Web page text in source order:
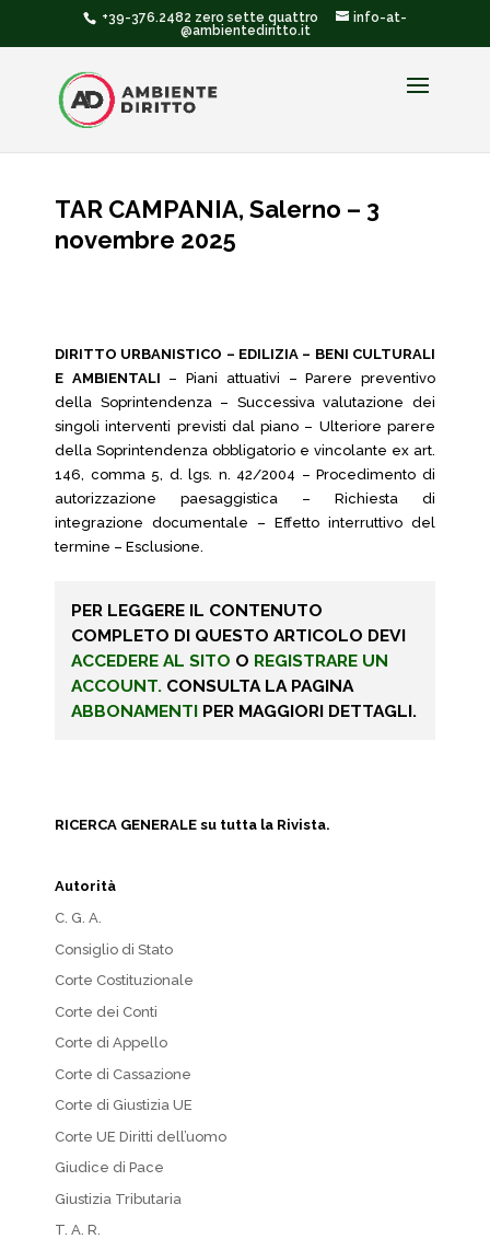
+39-376.2482 zero sette quattro
info-at-
@ambientediritto.it
TAR CAMPANIA, Salerno – 3
novembre 2025
DIRITTO URBANISTICO – EDILIZIA – BENI CULTURALI
E AMBIENTALI – Piani attuativi – Parere preventivo
della Soprintendenza – Successiva valutazione dei
singoli interventi previsti dal piano – Ulteriore parere
della Soprintendenza obbligatorio e vincolante ex art.
146, comma 5, d. lgs. n. 42/2004 – Procedimento di
autorizzazione paesaggistica – Richiesta di
integrazione documentale – Effetto interruttivo del
termine – Esclusione.
PER LEGGERE IL CONTENUTO
COMPLETO DI QUESTO ARTICOLO DEVI
ACCEDERE AL SITO O REGISTRARE UN
ACCOUNT. CONSULTA LA PAGINA
ABBONAMENTI PER MAGGIORI DETTAGLI.
RICERCA GENERALE su tutta la Rivista.
Autorità
C. G. A.
Consiglio di Stato
Corte Costituzionale
Corte dei Conti
Corte di Appello
Corte di Cassazione
Corte di Giustizia UE
Corte UE Diritti dell’uomo
Giudice di Pace
Giustizia Tributaria
T. A. R.